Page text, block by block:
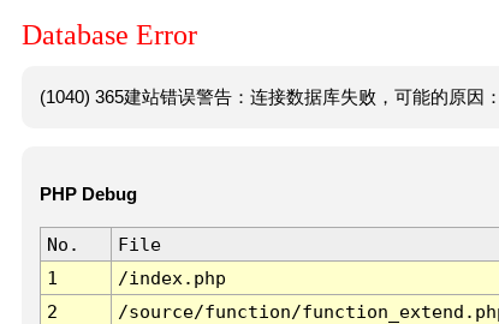
Database Error
(1040) 365建站错误警告：连接数据库失败，可能的原因
PHP Debug
No. File
1
/index.php
2
/source/function/